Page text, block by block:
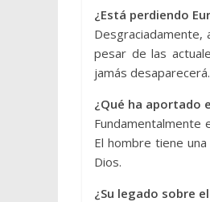
¿Está perdiendo
Desgraciadamente,
pesar de las
jamás desaparecerá.
¿Qué ha aportado
Fundamentalmente
El hombre tiene
Dios.
¿Su legado sobre